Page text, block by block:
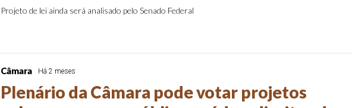
Projeto de lei ainda será analisado pelo Senado Federal
Câmara Há 2 meses
Plenário da Câmara pode votar projetos